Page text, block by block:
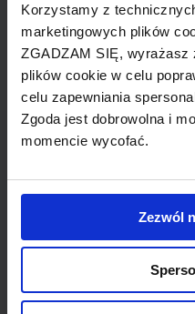
Korzystamy z
marketingowych plików
ZGADZAM SIĘ,
plików cookie w celu
celu zapewniania
Zgoda jest dobrowolna i
momencie wycofać.
Zezwól
niezliczona ilość
zamków. Będąc w
pamietać o Katedrze
Muzeum Cypru,
Muzeum Sztuki
miastem muzyki i
wschodnim
Królewskie z IV